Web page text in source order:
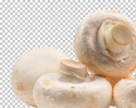
Фото без фона
Контакты